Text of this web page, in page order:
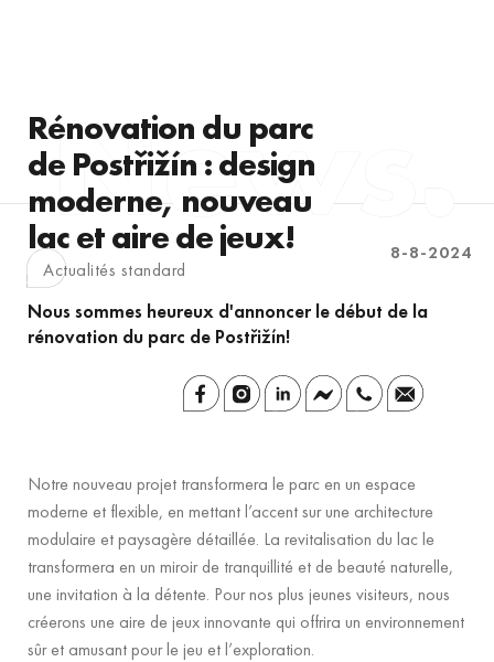
8-8-2024
Rénovation du parc
de Postřižín : design
moderne, nouveau
lac et aire de jeux!
Actualités standard
Nous sommes heureux d'annoncer le début de la
rénovation du parc de Postřižín!
Notre nouveau projet transformera le parc en un espace
moderne et flexible, en mettant l’accent sur une architecture
modulaire et paysagère détaillée. La revitalisation du lac le
transformera en un miroir de tranquillité et de beauté naturelle,
une invitation à la détente. Pour nos plus jeunes visiteurs, nous
créerons une aire de jeux innovante qui offrira un environnement
sûr et amusant pour le jeu et l’exploration.